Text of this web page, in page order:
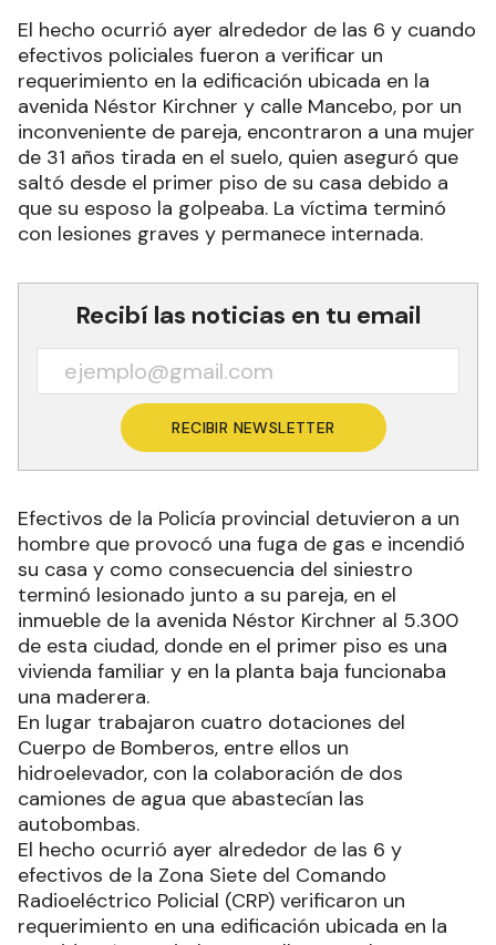
El hecho ocurrió ayer alrededor de las 6 y cuando
efectivos policiales fueron a verificar un
requerimiento en la edificación ubicada en la
avenida Néstor Kirchner y calle Mancebo, por un
inconveniente de pareja, encontraron a una mujer
de 31 años tirada en el suelo, quien aseguró que
saltó desde el primer piso de su casa debido a
que su esposo la golpeaba. La víctima terminó
con lesiones graves y permanece internada.
Recibí las noticias en tu email
RECIBIR NEWSLETTER
Efectivos de la Policía provincial detuvieron a un
hombre que provocó una fuga de gas e incendió
su casa y como consecuencia del siniestro
terminó lesionado junto a su pareja, en el
inmueble de la avenida Néstor Kirchner al 5.300
de esta ciudad, donde en el primer piso es una
vivienda familiar y en la planta baja funcionaba
una maderera.
En lugar trabajaron cuatro dotaciones del
Cuerpo de Bomberos, entre ellos un
hidroelevador, con la colaboración de dos
camiones de agua que abastecían las
autobombas.
El hecho ocurrió ayer alrededor de las 6 y
efectivos de la Zona Siete del Comando
Radioeléctrico Policial (CRP) verificaron un
requerimiento en una edificación ubicada en la